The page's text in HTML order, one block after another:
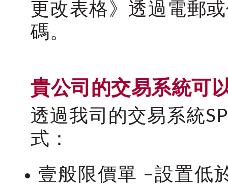
更改表格》透過電郵
碼。
貴公司的交易系統可
透過我司的交易系統
式：
壹般限價單 –設置低